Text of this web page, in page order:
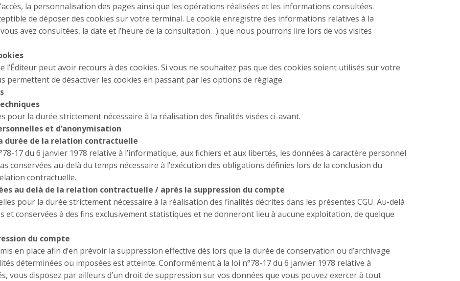
la personnalisation des pages ainsi que les opérations réalisées et les informations consultées.
de déposer des cookies sur votre terminal. Le cookie enregistre des informations relatives à la
avez consultées, la date et l’heure de la consultation…) que nous pourrons lire lors de vos visites
peut avoir recours à des cookies. Si vous ne souhaitez pas que des cookies soient utilisés sur votre
permettent de désactiver les cookies en passant par les options de réglage.
pour la durée strictement nécessaire à la réalisation des finalités visées ci-avant.
et d’anonymisation
durée de la relation contractuelle
17 du 6 janvier 1978 relative à l’informatique, aux fichiers et aux libertés, les données à caractère personnel
conservées au-delà du temps nécessaire à l’exécution des obligations définies lors de la conclusion du
contractuelle.
au delà de la relation contractuelle / après la suppression du compte
pour la durée strictement nécessaire à la réalisation des finalités décrites dans les présentes CGU. Au-delà
et conservées à des fins exclusivement statistiques et ne donneront lieu à aucune exploitation, de quelque
du compte
en place afin d’en prévoir la suppression effective dès lors que la durée de conservation ou d’archivage
déterminées ou imposées est atteinte. Conformément à la loi n°78-17 du 6 janvier 1978 relative à
vous disposez par ailleurs d’un droit de suppression sur vos données que vous pouvez exercer à tout